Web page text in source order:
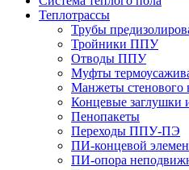
Теплотрассы
Трубы
Тройники ППУ
Отводы ППУ
Муфты
Манжеты стенового
Концевые заглушки
Пенопакеты
Переходы ППУ-ПЭ
ПИ-концевой
ПИ-опора